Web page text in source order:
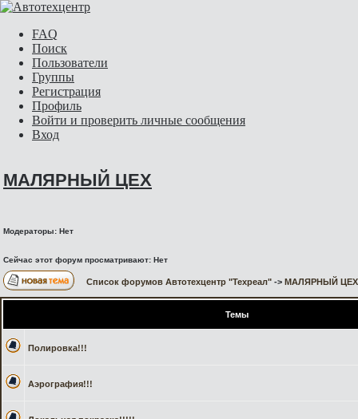
FAQ
Поиск
Пользователи
Группы
Регистрация
Профиль
Войти и проверить личные сообщения
Вход
МАЛЯРНЫЙ ЦЕХ
Модераторы: Нет
Сейчас этот форум просматривают: Нет
Список форумов Автотехцентр "Техреал" -> МАЛЯРНЫЙ ЦЕХ
Темы
Полировка!!!
Аэрография!!!